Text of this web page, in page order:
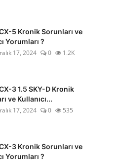
5 Kronik Sorunları ve
Yorumları ?
17, 2024 0 1.2K
3 1.5 SKY-D Kronik
ve Kullanıcı...
17, 2024 0 535
3 Kronik Sorunları ve
Yorumları ?